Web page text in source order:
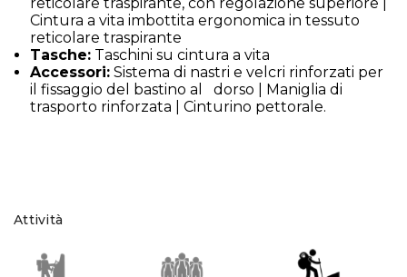
Cintura a vita imbottita ergonomica in tessuto
reticolare traspirante
Tasche: Taschini su cintura a vita
Accessori: Sistema di nastri e velcri rinforzati per
il fissaggio del bastino al dorso | Maniglia di
trasporto rinforzata | Cinturino pettorale.
Attività